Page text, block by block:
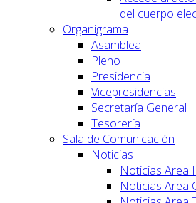
del cuerpo
Organigrama
Asamblea
Pleno
Presidencia
Vicepresidencias
Secretaría General
Tesorería
Sala de Comunicación
Noticias
Noticias Area
Noticias Area